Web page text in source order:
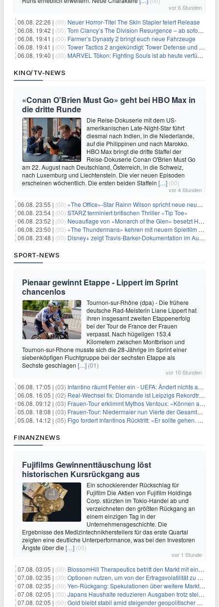
vor 6 Stunden
06.08. 22:26 | (00) Neuer Horror‑Titel The Skin Stapler feiert Release
06.08. 19:42 | (00) Tom Clancy’s The Division Resurgence – ab sofort für euch verfügbar
06.08. 19:41 | (00) Farmer’s Dynasty 2 bringt euch neue Fahrzeuge
06.08. 19:41 | (00) Tower Tactics 2 angekündigt: Tower Defense und Deckbuilding Kombo kehrt zurück
06.08. 19:40 | (00) MARVEL Tōkon: Fighting Souls ist ab heute verfügbar
KINO/TV-NEWS
«Conan O'Brien Must Go» geht bei HBO Max in
die dritte Runde
Die Reise-Dokuserie mit dem US-
amerikanischen Late-Night-Star führt
diesmal nach Indien, in die Niederlande,
auf die Philippinen und nach Marokko.
HBO Max bringt die dritte Staffel der
Reise-Dokuserie Conan O'Brien Must Go
am 22. August nach Deutschland, Österreich, in die Schweiz,
nach Luxemburg und Liechtenstein. Die vier neuen Episoden
erscheinen wöchentlich. Die ersten beiden Staffeln […] (00)
vor 4 Stunden
06.08. 23:55 | (00) «The Office»-Star Rainn Wilson spricht neue neuseeländische Serie «Settling»
06.08. 23:54 | (00) STARZ terminiert britischen Thriller «Tip Toe»
06.08. 23:52 | (00) Neuauflage von «Monarch of the Glen» besetzt Hauptrollen
06.08. 23:50 | (00) «The Thundermans» kehren mit neuem Spielfilm zurück
06.08. 23:48 | (00) Disney+ zeigt Travis-Barker-Dokumentation im August
SPORT-NEWS
Pienaar gewinnt Etappe - Lippert im Sprint
chancenlos
Tournon-sur-Rhône (dpa) - Die frühere
deutsche Rad-Meisterin Liane Lippert hat
ihren insgesamt zweiten Etappenerfolg
bei der Tour de France der Frauen
verpasst. Nach hügeligen 153,4
Kilometern zwischen Montbrison und
Tournon-sur-Rhone musste sich die 28-Jährige im Sprint einer
siebenköpfigen Fluchtgruppe bei der sechsten Etappe als
Sechste geschlagen […] (01)
vor 10 Stunden
06.08. 17:05 | (03) Infantino räumt Fehler ein - UEFA: Ändert nichts an Boykott
06.08. 16:05 | (02) Real-Wechsel fix: Diomande ist Leipzigs Rekordtransfer
06.08. 09:12 | (03) Frauen-Tour erklimmt Mythos Ventoux: «Können alles schaffen»
05.08. 18:08 | (03) Frauen-Tour: Niedermaier nun Vierte der Gesamtwertung
05.08. 14:12 | (05) Figo fordert Infantinos Rücktritt: «Er sollte gehen. Jetzt»
FINANZNEWS
Fujifilms Gewinnenttäuschung löst
historischen Kursrückgang aus
Ein schockierender Rückschlag für
Fujifilm Die Aktien von Fujifilm Holdings
Corp. stürzten im Tokio-Handel ab und
verzeichneten den größten Rückgang an
einem einzigen Tag in der
Unternehmensgeschichte. Die
Ergebnisse des Medizintechnikherstellers für das erste Quartal
zeigten eine deutliche Unterperformance, was bei den Investoren
Ängste über die […] (00)
vor 1 Stunde
07.08. 03:05 | (00) BlossomHill Therapeutics betritt den Markt mit einem IPO-Boost von 150 Millionen Dollar
07.08. 02:35 | (00) Optionen nutzen, um von der Ertragsvolatilität zu profitieren
07.08. 02:35 | (00) Yen-Rückgang: Spekulationen über weitere Marktinterventionen nehmen zu
07.08. 02:05 | (00) Japans Haushalte reduzieren Ausgaben trotz steigender Löhne: Ein Warnsignal für das Wachstum
07.08. 02:05 | (00) Gold bleibt stabil amid steigender geopolitischer Spannungen im Persischen Golf